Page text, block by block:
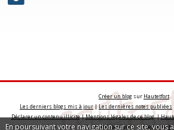
En poursuivant votre navigation sur ce site, vous
Créer un blog sur Hautetfort
Les derniers blogs mis à jour|Les dernières notes publiées
Déclarer un contenu illicite|Mentions légales de ce blog|
la société talkSpirit | Créez votre